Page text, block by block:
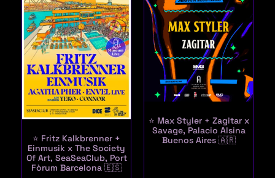
⭐ Fritz Kalkbrenner +
Einmusik x The Society
Of Art, SeaSeaClub, Port
Fòrum Barcelona 🇪🇸
⭐ Max Styler + Zagitar x
Savage, Palacio Alsina
Buenos Aires 🇦🇷